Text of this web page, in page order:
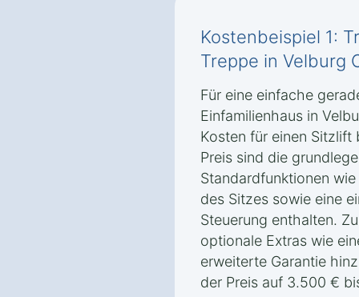
Kostenbeispiel 1:
Treppe in Velburg
Für eine einfache
Einfamilienhaus in
Kosten für einen
Preis sind die
Standardfunktionen
des Sitzes sowie eine
Steuerung enthalten.
optionale Extras wie
erweiterte Garantie
der Preis auf 3.500 €